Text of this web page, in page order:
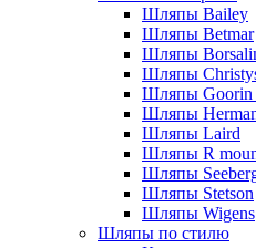
Шляпы Bailey
Шляпы Betmar
Шляпы
Шляпы
Шляпы Goorin
Шляпы
Шляпы Laird
Шляпы R
Шляпы
Шляпы Stetson
Шляпы Wigens
Шляпы по стилю